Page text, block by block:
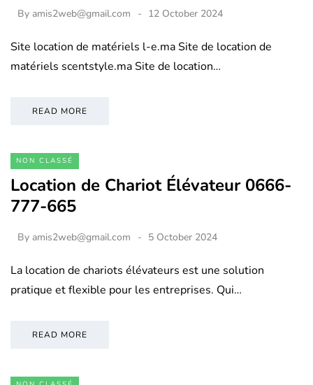
By amis2web@gmail.com 12 October 2024
Site location de matériels l-e.ma Site de location de
matériels scentstyle.ma Site de location…
READ MORE
NON CLASSÉ
Location de Chariot Élévateur 0666-
777-665
By amis2web@gmail.com 5 October 2024
La location de chariots élévateurs est une solution
pratique et flexible pour les entreprises. Qui…
READ MORE